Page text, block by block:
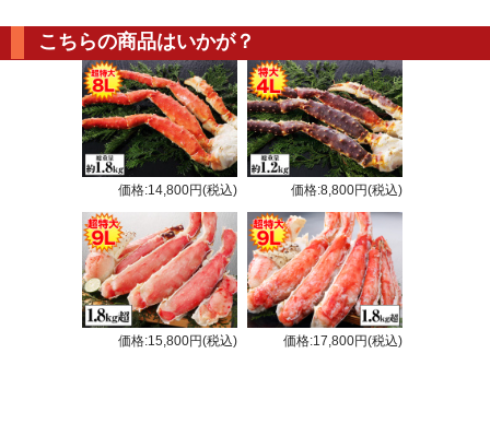
こちらの商品はいかが？
価格:14,800円(税込) 価格:8,800円(税込)
価格:15,800円(税込) 価格:17,800円(税込)